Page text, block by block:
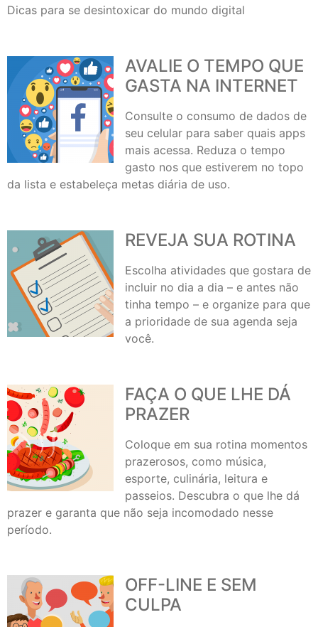
Dicas para se desintoxicar do mundo digital
AVALIE O TEMPO QUE
GASTA NA INTERNET
Consulte o consumo de dados de
seu celular para saber quais apps
mais acessa. Reduza o tempo
gasto nos que estiverem no topo
da lista e estabeleça metas diária de uso.
REVEJA SUA ROTINA
Escolha atividades que gostara de
incluir no dia a dia – e antes não
tinha tempo – e organize para que
a prioridade de sua agenda seja
você.
FAÇA O QUE LHE DÁ
PRAZER
Coloque em sua rotina momentos
prazerosos, como música,
esporte, culinária, leitura e
passeios. Descubra o que lhe dá
prazer e garanta que não seja incomodado nesse
período.
OFF-LINE E SEM
CULPA